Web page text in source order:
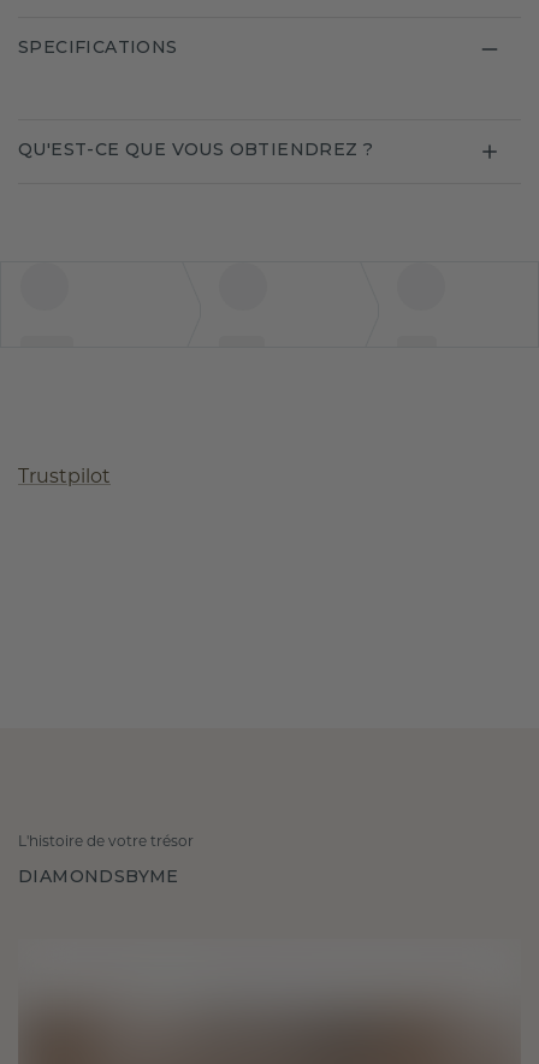
SPECIFICATIONS
QU'EST-CE QUE VOUS OBTIENDREZ ?
Trustpilot
L'histoire de votre trésor
DIAMONDSBYME